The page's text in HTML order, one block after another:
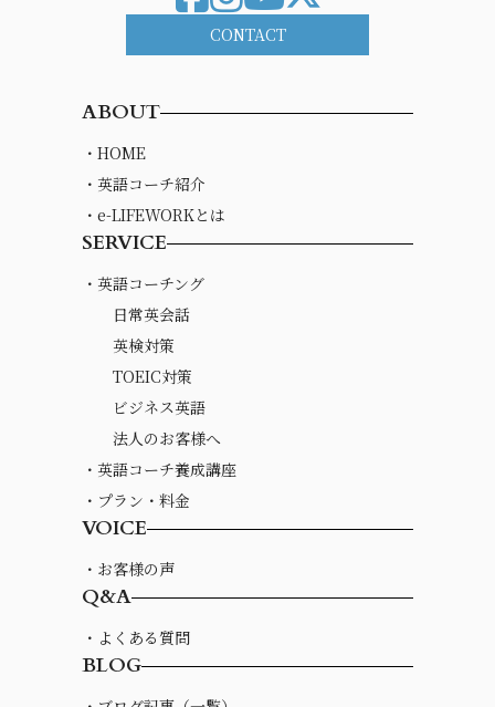
CONTACT
ABOUT
・HOME
・英語コーチ紹介
・e-LIFEWORKとは
SERVICE
・英語コーチング
日常英会話
英検対策
TOEIC対策
ビジネス英語
法人のお客様へ
・英語コーチ養成講座
・プラン・料金
VOICE
・お客様の声
Q&A
・よくある質問
BLOG